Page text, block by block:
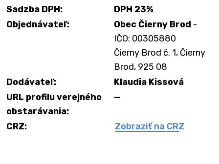
Sadzba DPH:
DPH 23%
Objednávateľ:
Obec Čierny Brod -
IČO: 00305880
Čierny Brod č. 1, Čierny
Brod, 925 08
Dodávateľ:
Klaudia Kissová
URL profilu verejného
obstarávania:
—
CRZ: Zobraziť na CRZ